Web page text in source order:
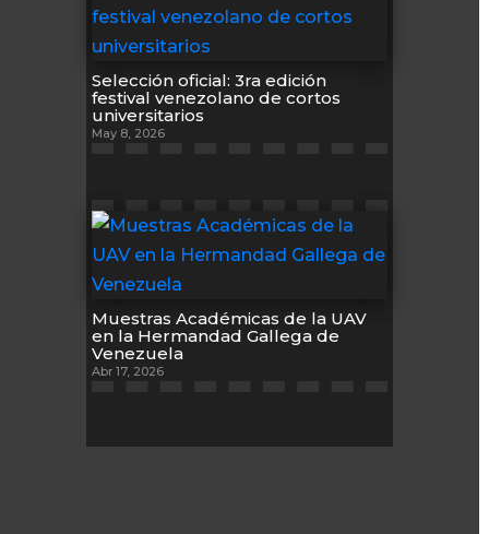
Selección oficial: 3ra edición
festival venezolano de cortos
universitarios
May 8, 2026
Muestras Académicas de la UAV
en la Hermandad Gallega de
Venezuela
Abr 17, 2026